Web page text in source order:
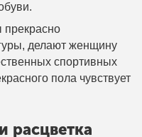
делают женщину
спортивных
пола чувствует
расцветка